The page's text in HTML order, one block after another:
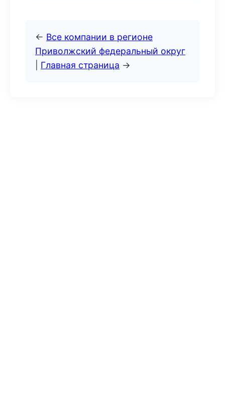
← Все компании в регионе
Приволжский федеральный округ
Главная страница →